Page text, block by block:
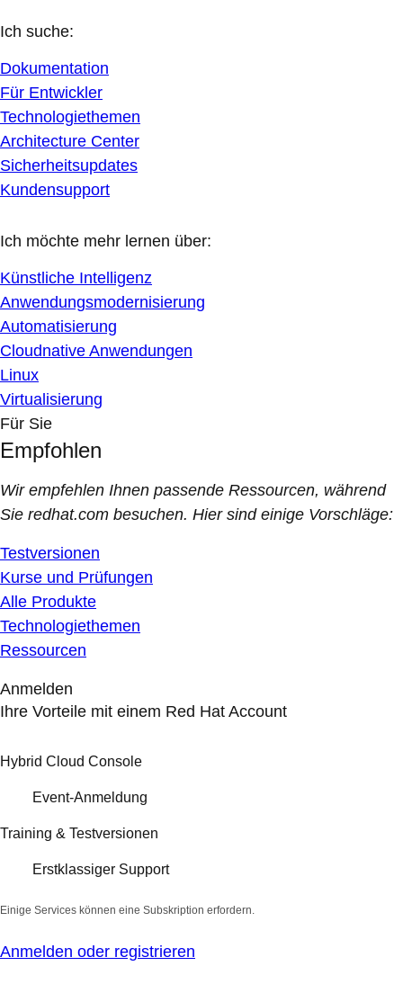
Ich suche:
Dokumentation
Für Entwickler
Technologiethemen
Architecture Center
Sicherheitsupdates
Kundensupport
Ich möchte mehr lernen über:
Künstliche Intelligenz
Anwendungsmodernisierung
Automatisierung
Cloudnative Anwendungen
Linux
Virtualisierung
Für Sie
Empfohlen
Wir empfehlen Ihnen passende Ressourcen, während
Sie redhat.com besuchen. Hier sind einige Vorschläge:
Testversionen
Kurse und Prüfungen
Alle Produkte
Technologiethemen
Ressourcen
Anmelden
Ihre Vorteile mit einem Red Hat Account
Hybrid Cloud Console
Event-Anmeldung
Training & Testversionen
Erstklassiger Support
Einige Services können eine Subskription erfordern.
Anmelden oder registrieren